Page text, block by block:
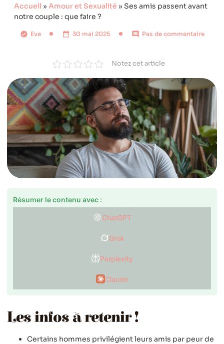
Accueil » Amour et Sexualité » Ses amis passent avant
notre couple : que faire ?
Eve 30 mai 2025 Pas de commentaire
Notez cet article
Résumer le contenu avec :
ChatGPT
Grok
Perplexity
Claude
Les infos à retenir !
Certains hommes privilégient leurs amis par peur de